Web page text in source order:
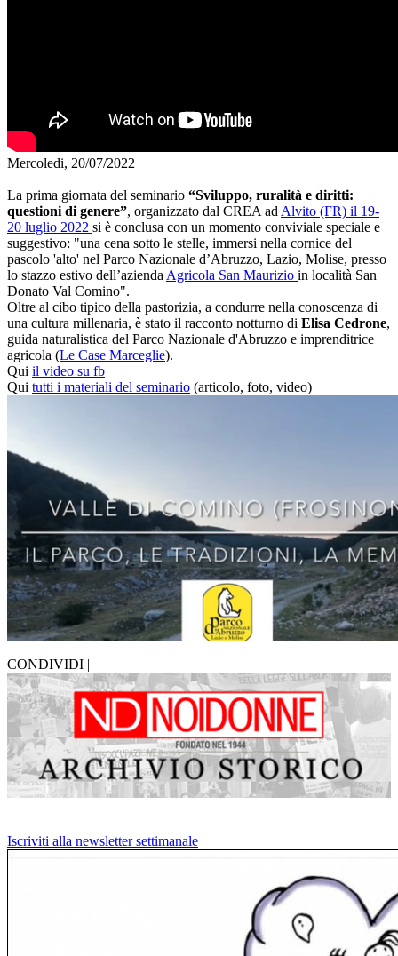
Mercoledi, 20/07/2022
La prima giornata del seminario “Sviluppo, ruralità e diritti:
questioni di genere”, organizzato dal CREA adAlvito (FR) il 19-
20 luglio 2022 si è conclusa con un momento conviviale speciale e
suggestivo: "una cena sotto le stelle, immersi nella cornice del
pascolo 'alto' nel Parco Nazionale d’Abruzzo, Lazio, Molise, presso
lo stazzo estivo dell’aziendaAgricola San Maurizio in località San
Donato Val Comino".
Oltre al cibo tipico della pastorizia, a condurre nella conoscenza di
una cultura millenaria, è stato il racconto notturno di Elisa Cedrone,
guida naturalistica del Parco Nazionale d'Abruzzo e imprenditrice
agricola (Le Case Marceglie).
Qui il video su fb
Qui tutti i materiali del seminario (articolo, foto, video)
CONDIVIDI |
Iscriviti alla newsletter settimanale